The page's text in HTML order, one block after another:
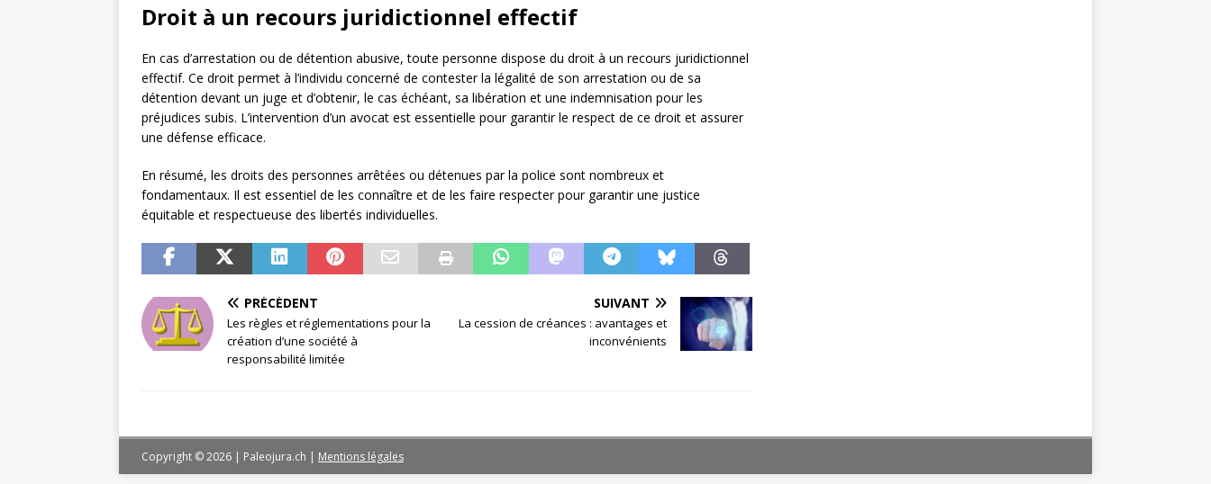
Droit à un recours juridictionnel effectif
En cas d’arrestation ou de détention abusive, toute personne dispose du droit à un recours juridictionnel
effectif. Ce droit permet à l’individu concerné de contester la légalité de son arrestation ou de sa
détention devant un juge et d’obtenir, le cas échéant, sa libération et une indemnisation pour les
préjudices subis. L’intervention d’un avocat est essentielle pour garantir le respect de ce droit et assurer
une défense efficace.
En résumé, les droits des personnes arrêtées ou détenues par la police sont nombreux et
fondamentaux. Il est essentiel de les connaître et de les faire respecter pour garantir une justice
équitable et respectueuse des libertés individuelles.
PRÉCÉDENT
Les règles et réglementations pour la
création d’une société à
responsabilité limitée
SUIVANT
La cession de créances : avantages et
inconvénients
Copyright © 2026 | Paleojura.ch | Mentions légales